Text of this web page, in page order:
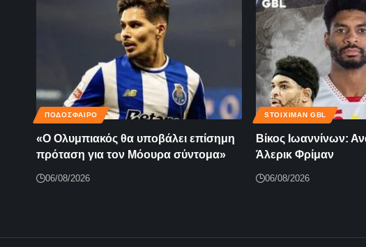
ΠΟΔΟΣΦΑΙΡΟ
«Ο Ολυμπιακός θα υποβάλει επίσημη
πρόταση για τον Μόουρα σύντομα»
06/08/2026
STOIXIMAN GBL
Βίκος Ιωαννίνων:
Άλερικ Φρίμαν
06/08/2026